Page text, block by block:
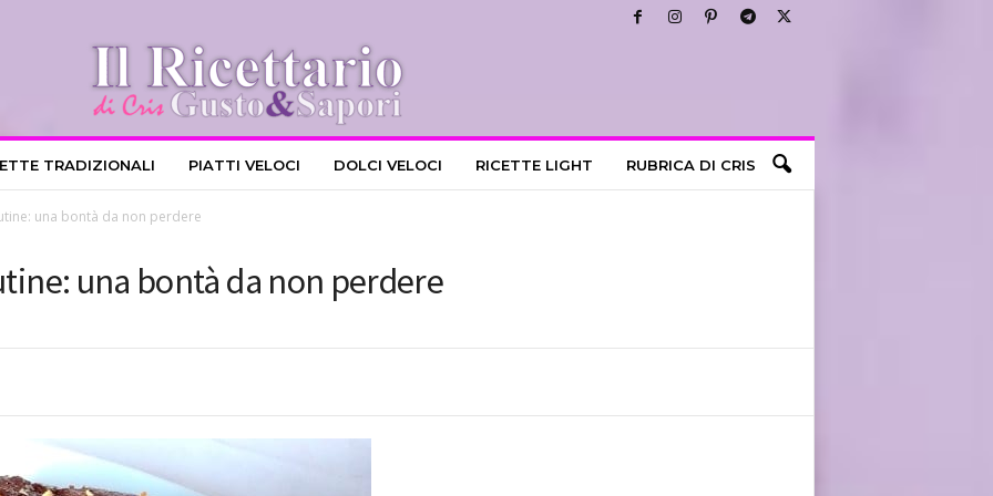
TRADIZIONALI PIATTI VELOCI DOLCI VELOCI RICETTE LIGHT RUBRICA DI CRIS
una bontà da non perdere
una bontà da non perdere